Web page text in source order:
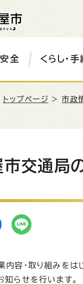
全 くらし・手
トップページ >市政
市交通
内容・取り組みをは
知らせを行います。